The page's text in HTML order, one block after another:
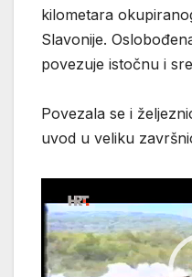
kilometara
Slavonije.
povezuje istočnu i
Povezala se i
uvod u veliku
videozapisa